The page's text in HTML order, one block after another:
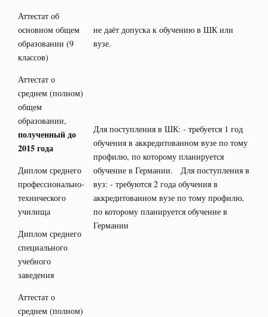
Аттестат об
основном общем
образовании (9
классов)
не даёт допуска к обучению в ШК или
вузе.
Аттестат о
среднем (полном)
общем
образовании,
полученный до
2015 года
Для поступления в ШК: - требуется 1 год
обучения в аккредитованном вузе по тому
профилю, по которому планируется
обучение в Германии. Для поступления в
вуз: - требуются 2 года обучения в
аккредитованном вузе по тому профилю,
по которому планируется обучение в
Германии
Диплом среднего
профессионально-
технического
училища
Диплом среднего
специального
учебного
заведения
Аттестат о
среднем (полном)